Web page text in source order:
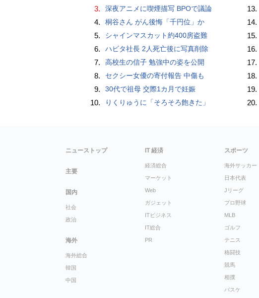
3. 深夜アニメに喫煙描写 BPOで議論
4. 桐谷さん がん後悔「千円位」か
5. シャインマスカット約400房盗難
6. ハビタ社長 2人死亡後に写真削除
7. 高校生の信子 勉強中の姿を公開
8. セクシー女優の寄付報告 中傷も
9. 30代で祖母 交際1カ月で妊娠
10. りくりゅうに「そろそろ飽きた」
13.
14.
15.
16.
17.
18.
19.
20.
ニューストップ
主要
国内
社会
政治
海外
海外総合
韓国
中国
IT 経済
経済総合
マーケット
Web
ガジェット
ITビジネス
IT総合
PR
スポーツ
海外サッカー
日本代表
Jリーグ
プロ野球
MLB
ゴルフ
テニス
格闘技
競馬
相撲
バスケ